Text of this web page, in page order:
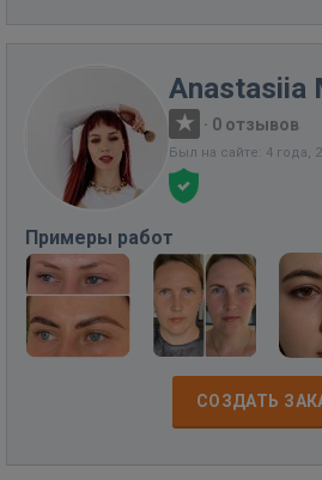
Anastasiia
· 0 отзывов
Был на сайте: 4 года,
Примеры работ
СОЗДАТЬ